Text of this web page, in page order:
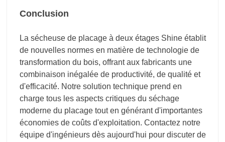
Conclusion
La sécheuse de placage à deux étages Shine établit
de nouvelles normes en matière de technologie de
transformation du bois, offrant aux fabricants une
combinaison inégalée de productivité, de qualité et
d'efficacité. Notre solution technique prend en
charge tous les aspects critiques du séchage
moderne du placage tout en générant d'importantes
économies de coûts d'exploitation. Contactez notre
équipe d'ingénieurs dès aujourd'hui pour discuter de